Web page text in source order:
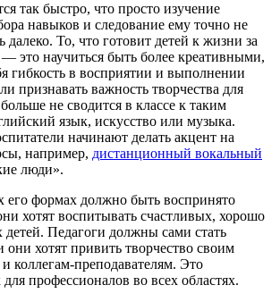
так быстро, что просто изучение
навыков и следование ему точно не
далеко. То, что готовит детей к жизни за
это научиться быть более креативными,
гибкость в восприятии и выполнении
признавать важность творчества для
не сводится в классе к таким
язык, искусство или музыка.
начинают делать акцент на
например, дистанционный вокальный
люди».
его формах должно быть воспринято
хотят воспитывать счастливых, хорошо
детей. Педагоги должны сами стать
хотят привить творчество своим
коллегам-преподавателям. Это
профессионалов во всех областях.